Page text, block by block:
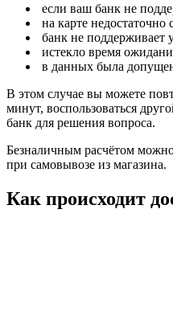
если ваш банк не
на карте недостаточно
банк не поддерживает
истекло время
в данных была
В этом случае вы можете
минут, воспользоваться
банк для решения вопроса.
Безналичным расчётом
при самовывозе из магазина.
Как происходит